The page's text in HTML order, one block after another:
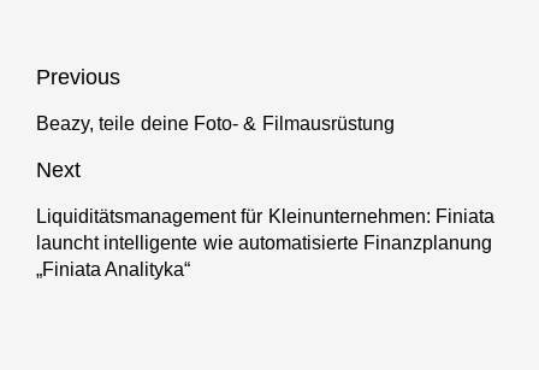
Beitragsnavigation
Previous
Previous
Beazy, teile deine Foto- & Filmausrüstung
Next
Next
post:
Liquiditätsmanagement für Kleinunternehmen: Finiata
launcht intelligente wie automatisierte Finanzplanung
„Finiata Analityka“